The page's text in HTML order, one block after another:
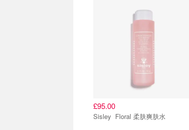
£95.00
Sisley Floral 柔肤爽肤水